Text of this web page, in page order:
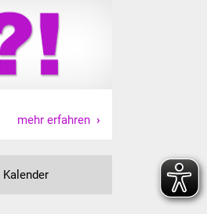
Bildung
Schulen
Volkshochschule
mehr erfahren
Kalender